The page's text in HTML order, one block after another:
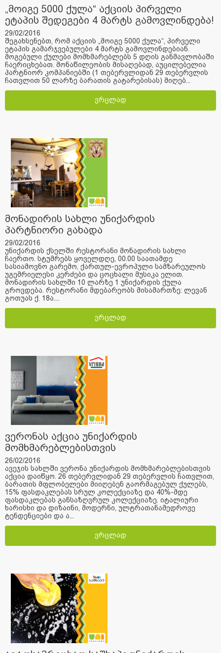
„მოიგე 5000 ქულა“ აქციის პირველი
ეტაპის შედეგები 4 მარტს გამოვლინდება!
29/02/2016
შეგახსენებთ, რომ აქციის „მოიგე 5000 ქულა“, პირველი
ეტაპის გამარჯვებულები 4 მარტს გამოვლინდებიან.
მოგებული ქულები მომხმარებლებს 5 დღის განმავლობაში
ჩაერიცხებათ. მონაწილეობის მისაღებად, აუცილებელია
პარტნიორ კომპანიებში (1 თებერვლიდან 29 თებერვლის
ჩათვლით 50 ლარზე ბარათის გატარებისას) მიღებ...
ვრცლად
მონადირის სახლი უნიქარდის
პარტნიორი გახადა
29/02/2016
უნიქარდის ქსელში რესტორანი მონადირის სახლი
ჩაერთო. სტუმრებს ყოველდღე, 00.00 საათამდე
სასიამოვნო გარემო, ქართულ-ევროპული სამზარეულოს
უგემრიელესი კერძები და ცოცხალი მუსიკა ელით.
მონადირის სახლში 10 ლარზე 1 უნიქარდის ქულა
გროვდება. რესტორანი მდებარეობს მისამართზე: ლევან
გოთუას ქ. 18ა....
ვრცლად
ვერონას აქცია უნიქარდის
მომხმარებლებისთვის
26/02/2016
ავეჯის სახლში ვერონა უნიქარდის მომხმარებლებისთვის
აქცია დაიწყო. 26 თებერვლიდან 29 თებერვლის ჩათვლით,
ბარათის მფლობელები მიიღებენ გაორმაგებულ ქულებს,
15% ფასდაკლებას სრულ კოლექციაზე და 40%-მდე
ფასდაკლებას განსაზღვრულ კოლექციაზე. იტალიური
ხარისხი და დიზაინი, მოდერნი, ულტრათანამედროვე
ტენდენციები და ა...
ვრცლად